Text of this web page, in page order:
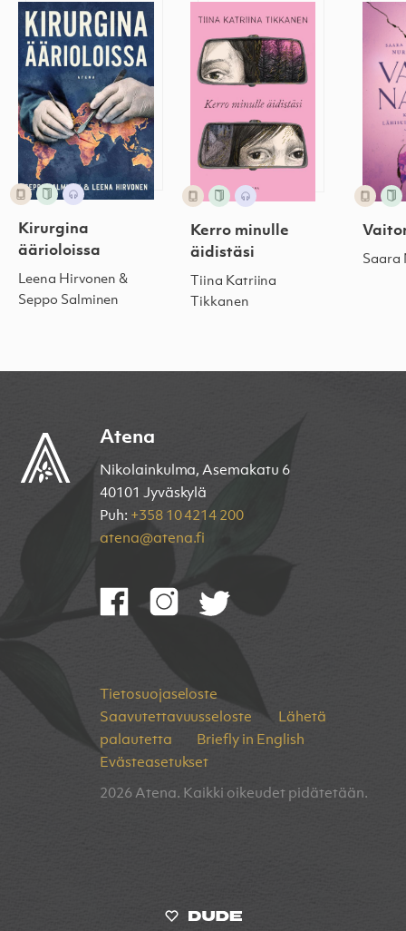
Kirurgina äärioloissa
Kirurgina
äärioloissa
Leena Hirvonen &
Seppo Salminen
Kerro minulle
äidistäsi
Tiina Katriina
Tikkanen
Saara
Atena
Nikolainkulma, Asemakatu 6
40101 Jyväskylä
Puh: +358 10 4214 200
atena@atena.fi
Tietosuojaseloste
Saavutettavuusseloste
Lähetä
palautetta
Briefly in English
Evästeasetukset
2026 Atena. Kaikki oikeudet pidätetään.